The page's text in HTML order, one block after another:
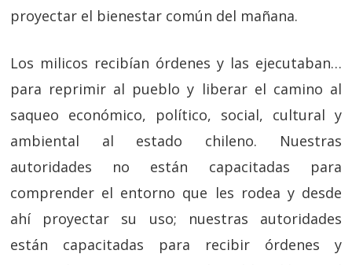
proyectar el bienestar común del mañana.
Los milicos recibían órdenes y las ejecutaban…
para reprimir al pueblo y liberar el camino al
saqueo económico, político, social, cultural y
ambiental al estado chileno. Nuestras
autoridades no están capacitadas para
comprender el entorno que les rodea y desde
ahí proyectar su uso; nuestras autoridades
están capacitadas para recibir órdenes y